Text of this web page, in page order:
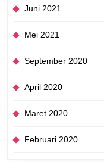
Juni 2021
Mei 2021
September 2020
April 2020
Maret 2020
Februari 2020